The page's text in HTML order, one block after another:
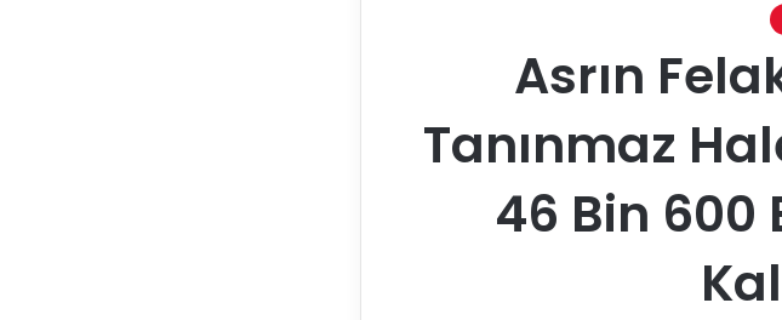
Asrın
Tanınmaz
46 Bin 600